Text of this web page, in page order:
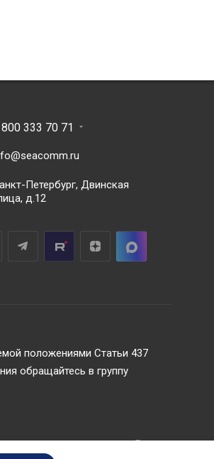
333 70 71
Петербург, Двинская
д.12
положениями Статьи 437
обращайтесь в группу